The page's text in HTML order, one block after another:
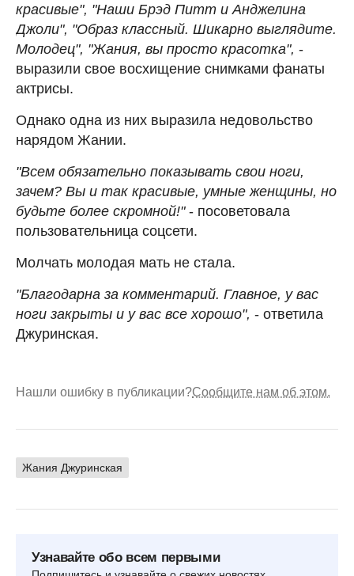
красивые", "Наши Брэд Питт и Анджелина
Джоли", "Образ классный. Шикарно выглядите.
Молодец", "Жания, вы просто красотка", -
выразили свое восхищение снимками фанаты
актрисы.
Однако одна из них выразила недовольство
нарядом Жании.
"Всем обязательно показывать свои ноги,
зачем? Вы и так красивые, умные женщины, но
будьте более скромной!"- посоветовала
пользовательница соцсети.
Молчать молодая мать не стала.
"Благодарна за комментарий. Главное, у вас
ноги закрыты и у вас все хорошо", - ответила
Джуринская.
Нашли ошибку в публикации?Сообщите нам об этом.
Жания Джуринская
Узнавайте обо всем первыми